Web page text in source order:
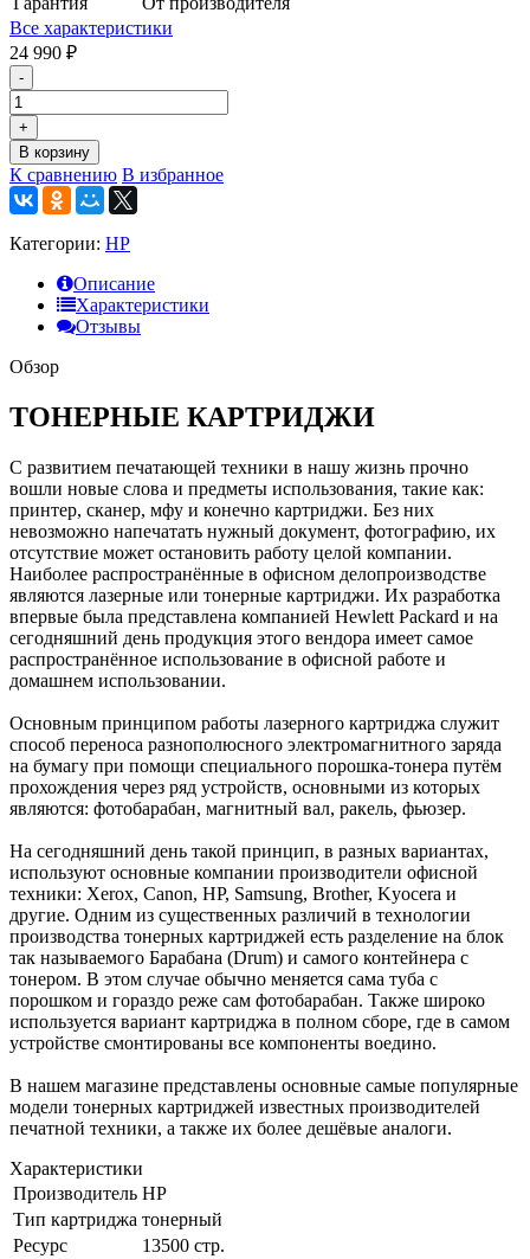
Все характеристики
24 990 ₽
-
+
В корзину
К сравнению В избранное
Категории: HP
Описание
Характеристики
Отзывы
Обзор
ТОНЕРНЫЕ КАРТРИДЖИ
С развитием печатающей техники в нашу жизнь прочно
вошли новые слова и предметы использования, такие как:
принтер, сканер, мфу и конечно картриджи. Без них
невозможно напечатать нужный документ, фотографию, их
отсутствие может остановить работу целой компании.
Наиболее распространённые в офисном делопроизводстве
являются лазерные или тонерные картриджи. Их разработка
впервые была представлена компанией Hewlett Packard и на
сегодняшний день продукция этого вендора имеет самое
распространённое использование в офисной работе и
домашнем использовании.
Основным принципом работы лазерного картриджа служит
способ переноса разнополюсного электромагнитного заряда
на бумагу при помощи специального порошка-тонера путём
прохождения через ряд устройств, основными из которых
являются: фотобарабан, магнитный вал, ракель, фьюзер.
На сегодняшний день такой принцип, в разных вариантах,
используют основные компании производители офисной
техники: Xerox, Canon, HP, Samsung, Brother, Kyocera и
другие. Одним из существенных различий в технологии
производства тонерных картриджей есть разделение на блок
так называемого Барабана (Drum) и самого контейнера с
тонером. В этом случае обычно меняется сама туба с
порошком и гораздо реже сам фотобарабан. Также широко
используется вариант картриджа в полном сборе, где в самом
устройстве смонтированы все компоненты воедино.
В нашем магазине представлены основные самые популярные
модели тонерных картриджей известных производителей
печатной техники, а также их более дешёвые аналоги.
Характеристики
Производитель HP
Тип картриджа тонерный
Ресурс
13500 стр.